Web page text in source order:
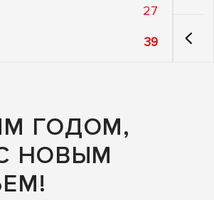
27
39
ГОДОМ,
НОВЫМ